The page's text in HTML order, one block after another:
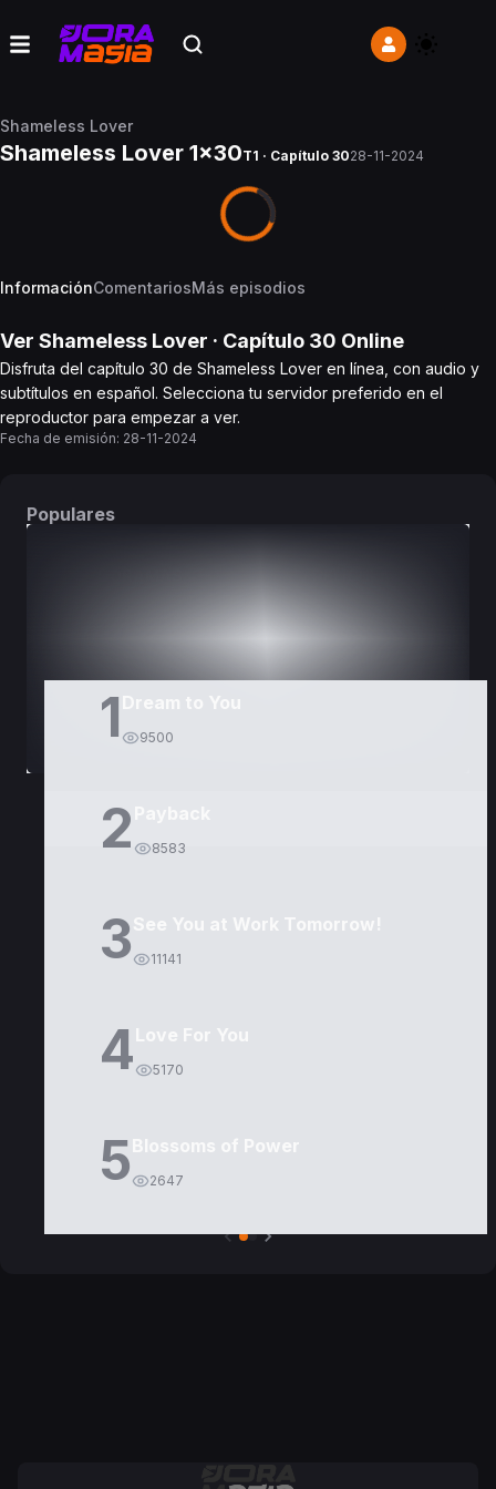
Shameless Lover
Shameless Lover 1x30T1 · Capítulo 3028-11-2024
InformaciónComentariosMás episodios
Ver Shameless Lover · Capítulo 30 Online
Disfruta del capítulo 30 de Shameless Lover en línea, con audio y
subtítulos en español. Selecciona tu servidor preferido en el
reproductor para empezar a ver.
Fecha de emisión: 28-11-2024
Populares
1 9500
2 8583
3See You at Work Tomorrow!
11141
4Love For You
5170
5Blossoms of Power
2647